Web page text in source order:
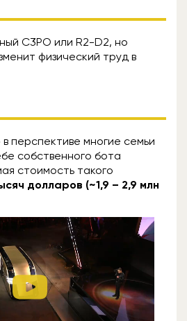
C3PO или R2-D2, но
физический труд в
перспективе многие семьи
собственного бота
стоимость такого
долларов (~1,9 – 2,9 млн